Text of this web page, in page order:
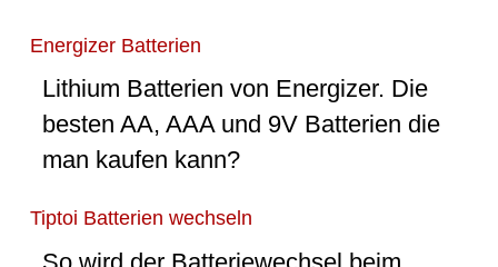
Energizer Batterien
Lithium Batterien von Energizer. Die
besten AA, AAA und 9V Batterien die
man kaufen kann?
Tiptoi Batterien wechseln